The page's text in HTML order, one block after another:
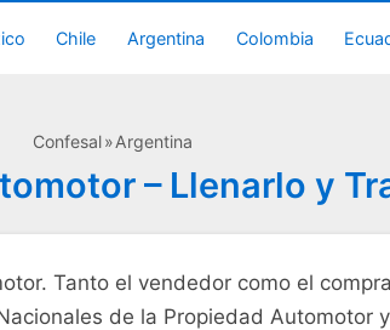
Chile Argentina Colombia
Confesal Argentina
– Llenarlo y
Tanto el vendedor como el
de la Propiedad Automotor